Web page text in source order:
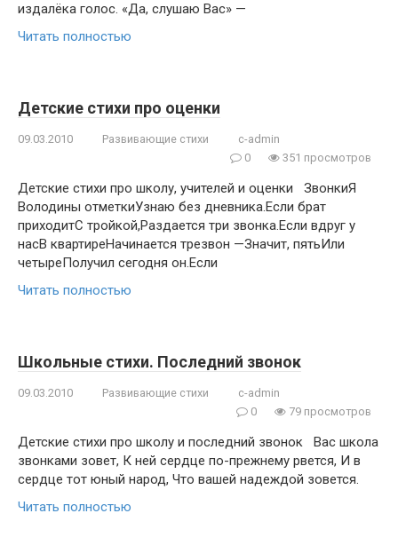
издалёка голос. «Да, слушаю Вас» —
Читать полностью
Детские стихи про оценки
09.03.2010 Развивающие стихи
c-admin
0
351 просмотров
Детские стихи про школу, учителей и оценки ЗвонкиЯ
Володины отметкиУзнаю без дневника.Если брат
приходитС тройкой,Раздается три звонка.Если вдруг у
насВ квартиреНачинается трезвон —Значит, пятьИли
четыреПолучил сегодня он.Если
Читать полностью
Школьные стихи. Последний звонок
09.03.2010 Развивающие стихи
c-admin
0
79 просмотров
Детские стихи про школу и последний звонок Вас школа
звонками зовет, К ней сердце по-прежнему рвется, И в
сердце тот юный народ, Что вашей надеждой зовется.
Читать полностью